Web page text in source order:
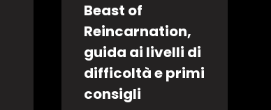
Beast of
Reincarnation,
guida ai livelli di
difficoltà e primi
consigli